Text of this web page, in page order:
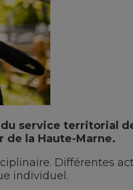
du service territorial
de la Haute-Marne.
Différentes
individuel.